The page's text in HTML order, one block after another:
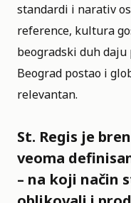
standardi i narativ
reference, kultura
beogradski duh daju
Beograd postao i
relevantan.
St. Regis je
veoma
– na koji način